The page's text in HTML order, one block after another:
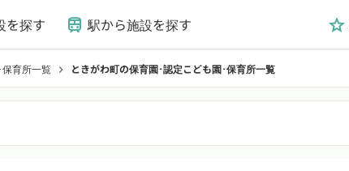
を探す train 駅から施設を探す grade
育所一覧 chevron_right ときがわ町の保育園･認定こども園･保育所一覧